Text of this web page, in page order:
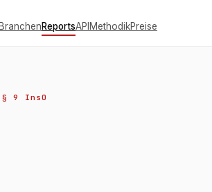
ReportsAPIMethodikPreise
§ 9 InsO